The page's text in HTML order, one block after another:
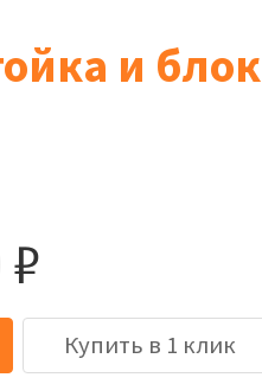
и блок
Купить в 1 клик